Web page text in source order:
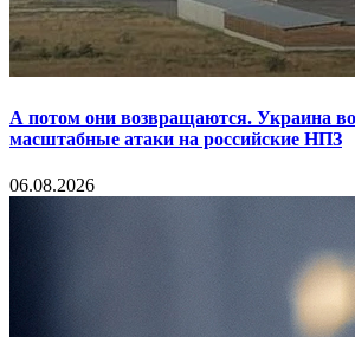
А потом они возвращаются. Украина
масштабные атаки на российские НПЗ
06.08.2026